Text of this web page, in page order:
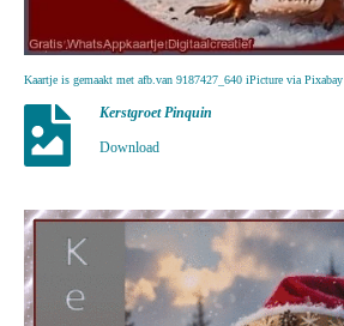
Kaartje is gemaakt met afb.van 9187427_640 iPicture via Pixabay
Kerstgroet Pinquin
Download